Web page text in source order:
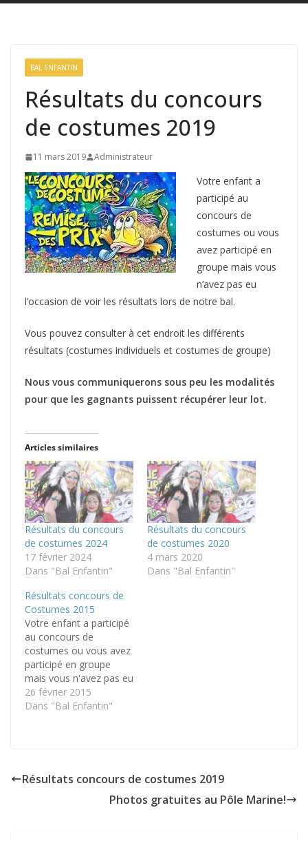
BAL ENFANTIN
Résultats du concours
de costumes 2019
11 mars 2019 Administrateur
Votre enfant a
participé au
concours de
costumes ou vous
avez participé en
groupe mais vous
n’avez pas eu
l’occasion de voir les résultats lors de notre bal.
Vous pouvez consulter à cet endroit les différents
résultats (costumes individuels et costumes de groupe)
Nous vous communiquerons sous peu les modalités
pour que les gagnants puissent récupérer leur lot.
Articles similaires
Résultats du concours
de costumes 2024
17 février 2024
Dans "Bal Enfantin"
Résultats du concours
de costumes 2020
4 mars 2020
Dans "Bal Enfantin"
Résultats concours de
Costumes 2015
Votre enfant a participé
au concours de
costumes ou vous avez
participé en groupe
mais vous n'avez pas eu
l'occasion de voir les
résultats. Alors c'est ici
26 février 2015
Dans "Bal Enfantin"
Résultats concours de costumes 2019
Photos gratuites au Pôle Marine!